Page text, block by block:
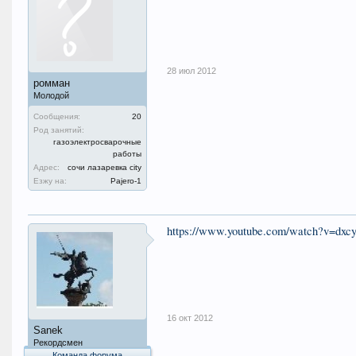
ромман
Молодой
Сообщения:
20
Род занятий:
газоэлектросварочные
работы
Адрес:
сочи лазаревка city
Езжу на:
Pajero-1
28 июл 2012
Sanek
Рекордсмен
https://www.youtube.com/
16 окт 2012